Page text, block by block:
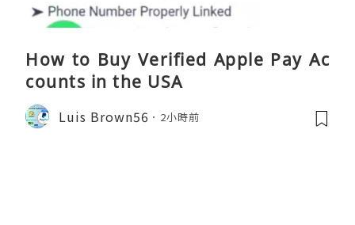
How to Buy Verified Apple Pay Ac
counts in the USA
Luis Brown56 2小時前